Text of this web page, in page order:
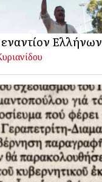
Ελλήνων